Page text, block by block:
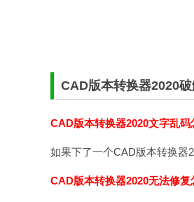
CAD版本转换器2020
CAD版本转换器2020文字乱码
如果下了一个CAD版本转换器
CAD版本转换器2020无法修复